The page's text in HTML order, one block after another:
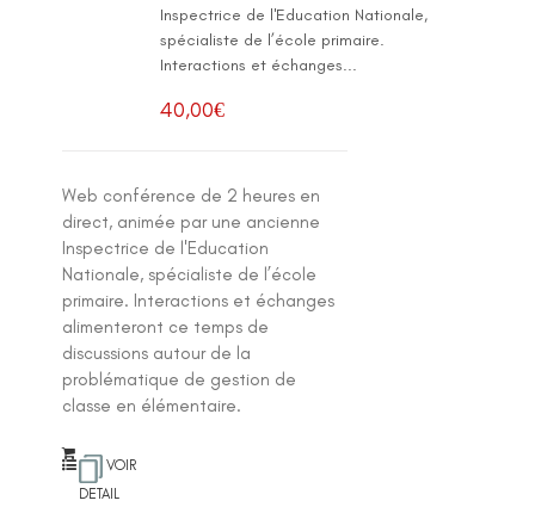
Inspectrice de l'Education Nationale,
spécialiste de l’école primaire.
Interactions et échanges...
40,00€
Web conférence de 2 heures en
direct, animée par une ancienne
Inspectrice de l'Education
Nationale, spécialiste de l’école
primaire. Interactions et échanges
alimenteront ce temps de
discussions autour de la
problématique de gestion de
classe en élémentaire.
VOIR
DETAIL